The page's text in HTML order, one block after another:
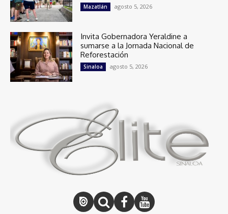
Mazatlán agosto 5, 2026
Invita Gobernadora Yeraldine a
sumarse a la Jornada Nacional de
Reforestación
Sinaloa agosto 5, 2026